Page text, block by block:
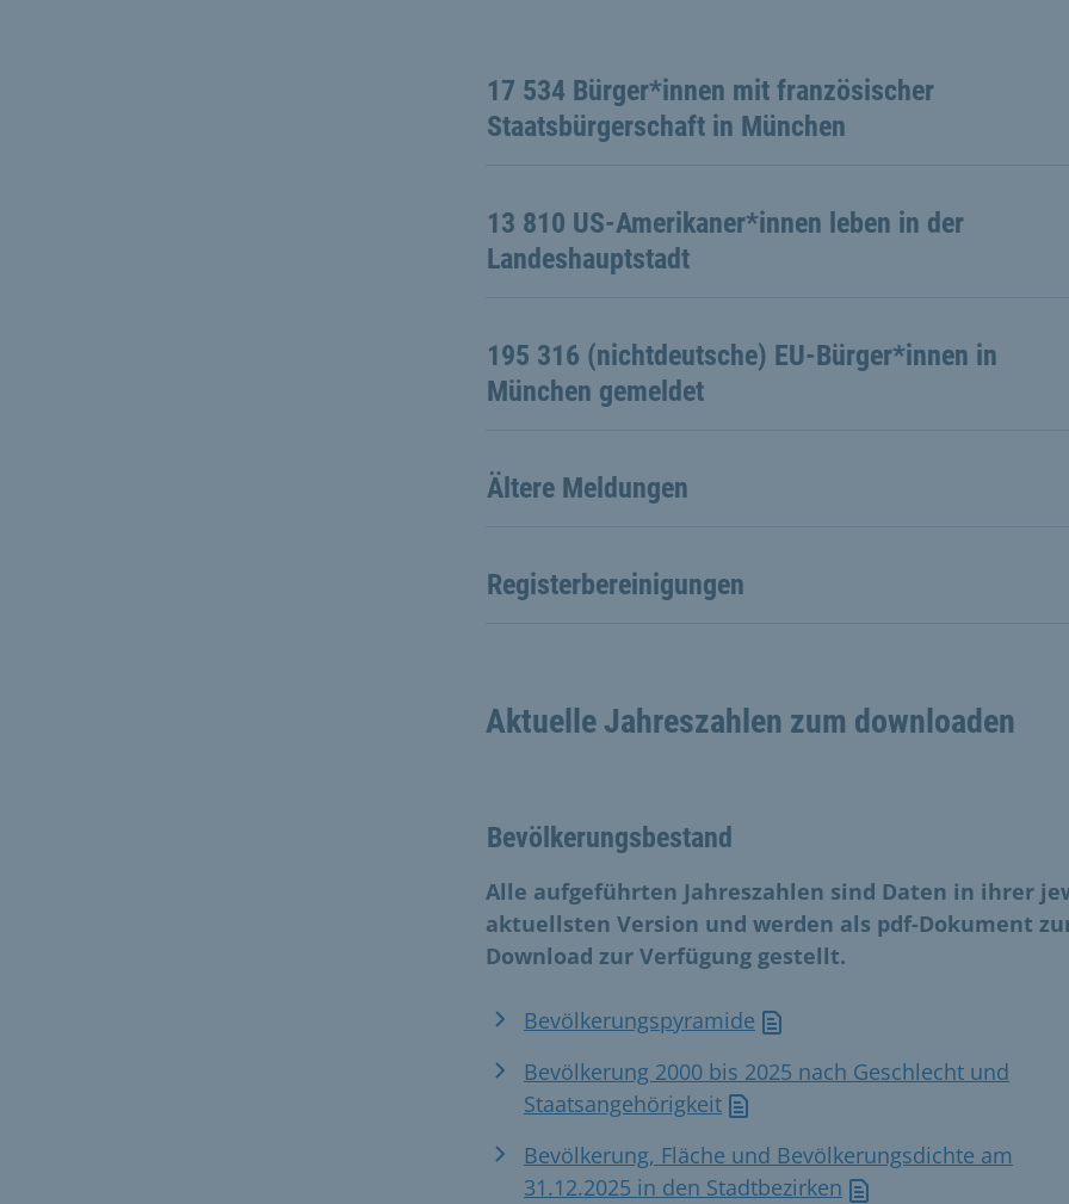
17 534 Bürger*innen mit französischer
Staatsbürgerschaft in München
13 810 US-Amerikaner*innen leben in der
Landeshauptstadt
195 316 (nichtdeutsche) EU-Bürger*innen in
München gemeldet
Ältere Meldungen
Registerbereinigungen
Aktuelle Jahreszahlen zum downloaden
Bevölkerungsbestand
Alle aufgeführten Jahreszahlen sind Daten in ihrer
aktuellsten Version und werden als pdf-Dokument
Download zur Verfügung gestellt.
Bevölkerungspyramide
Bevölkerung 2000 bis 2025 nach Geschlecht und
Staatsangehörigkeit
Bevölkerung, Fläche und Bevölkerungsdichte am
31.12.2025 in den Stadtbezirken